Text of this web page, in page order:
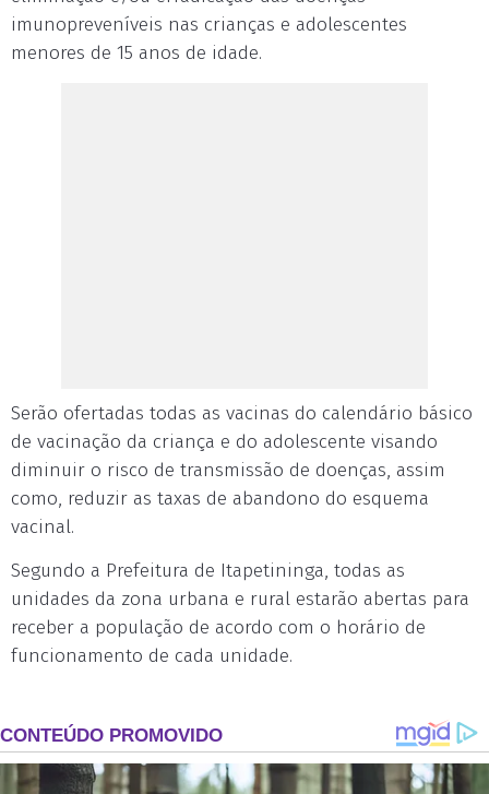
imunopreveníveis nas crianças e adolescentes
menores de 15 anos de idade.
Serão ofertadas todas as vacinas do calendário básico
de vacinação da criança e do adolescente visando
diminuir o risco de transmissão de doenças, assim
como, reduzir as taxas de abandono do esquema
vacinal.
Segundo a Prefeitura de Itapetininga, todas as
unidades da zona urbana e rural estarão abertas para
receber a população de acordo com o horário de
funcionamento de cada unidade.